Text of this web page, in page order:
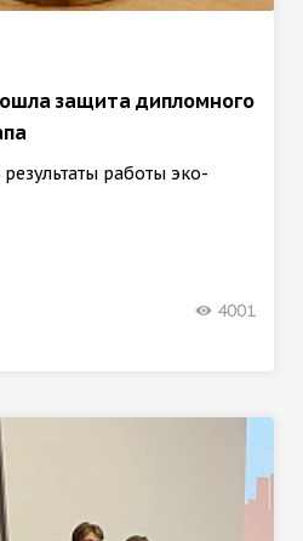
защита дипломного
работы эко-
4001